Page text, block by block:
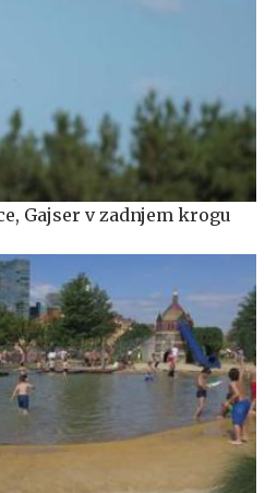
Gajser v zadnjem krogu